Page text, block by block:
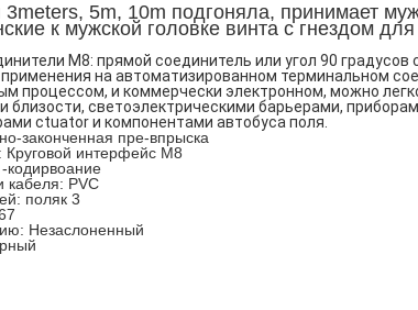
5m, 10m подгоняла, принимает
к мужской головке винта с гнездом
M8: прямой соединитель или угол 90 градусов
на автоматизированном терминальном
процессом, и коммерчески электронном, можно
близости, светоэлектрическими барьерами,
ctuator и компонентами автобуса поля.
законченная пре-впрыска
Круговой интерфейс M8
кодирвоание
кабеля: PVC
поляк 3
Незаслоненный